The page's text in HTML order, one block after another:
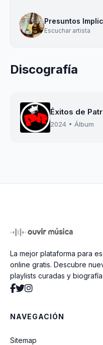
Presuntos
Escuchar artista
Discografía
Éxitos de
2024 • Álbum
La mejor plataforma para
online gratis. Descubre
playlists curadas y
NAVEGACIÓN
Sitemap